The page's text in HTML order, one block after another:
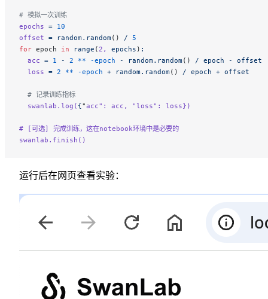
# 模拟一次训练
epochs = 10
offset = random.random() / 5
for epoch in range (2, epochs ) :
  acc
= 1 - 2 ** -epoch - random.random() / epoch -
offset
  loss
= 2 ** -epoch + random.random() / epoch + offset
  # 记录训练指标
  swanlab.log(
{"acc": acc, "loss": loss})
# [可选] 完成训练，这在notebook环境中是必要的
swanlab.finish()
运行后在网页查看实验：